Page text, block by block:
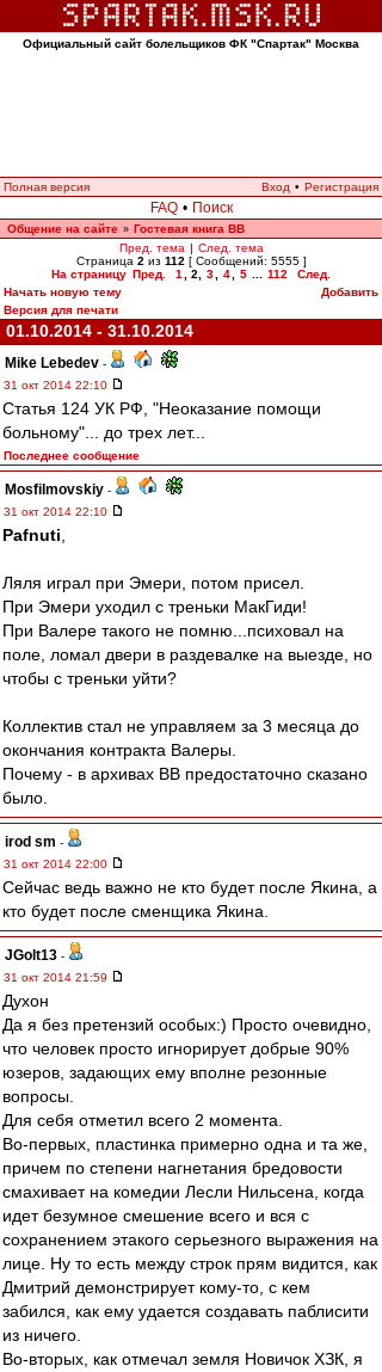
Официальный сайт болельщиков ФК "Спартак" Москва
Полная версия Вход • Регистрация
FAQ • Поиск
Общение на сайте » Гостевая книга ВВ
Пред. тема | След. тема
Страница 2 из 112 [ Сообщений: 5555 ]
На страницу Пред. 1 2 3 4 5 112
След.
Начать новую тему
Добавить
Версия для печати
01.10.2014 - 31.10.2014
Mike Lebedev -
31 окт 2014 22:10
Статья 124 УК РФ, "Неоказание помощи
больному"... до трех лет...
Последнее сообщение
Mosfilmovskiy -
31 окт 2014 22:10
Pafnuti
Ляля играл при Эмери, потом присел.
При Эмери уходил с треньки МакГиди!
При Валере такого не помню...психовал на
поле, ломал двери в раздевалке на выезде, но
чтобы с треньки уйти?
Коллектив стал не управляем за 3 месяца до
окончания контракта Валеры.
Почему - в архивах ВВ предостаточно сказано
было.
irod sm -
31 окт 2014 22:00
Сейчас ведь важно не кто будет после Якина, а
кто будет после сменщика Якина.
JGolt13 -
31 окт 2014 21:59
Духон
Да я без претензий особых:) Просто очевидно,
что человек просто игнорирует добрые 90%
юзеров, задающих ему вполне резонные
вопросы.
Для себя отметил всего 2 момента.
Во-первых, пластинка примерно одна и та же,
причем по степени нагнетания бредовости
смахивает на комедии Лесли Нильсена, когда
идет безумное смешение всего и вся с
сохранением этакого серьезного выражения на
лице. Ну то есть между строк прям видится, как
Дмитрий демонстрирует кому-то, с кем
забился, как ему удается создавать паблисити
из ничего.
Во-вторых, как отмечал земля Новичок ХЗК, я